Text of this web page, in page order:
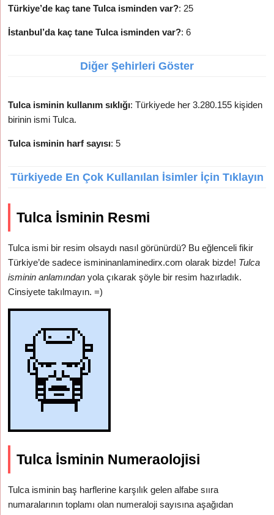
Türkiye’de kaç tane Tulca isminden var?: 25
İstanbul’da kaç tane Tulca isminden var?: 6
Diğer Şehirleri Göster
Tulca isminin kullanım sıklığı: Türkiyede her 3.280.155 kişiden
birinin ismi Tulca.
Tulca isminin harf sayısı: 5
Türkiyede En Çok Kullanılan İsimler İçin Tıklayın
Tulca İsminin Resmi
Tulca ismi bir resim olsaydı nasıl görünürdü? Bu eğlenceli fikir
Türkiye’de sadece ismininanlaminedirx.com olarak bizde! Tulca
isminin anlamından yola çıkarak şöyle bir resim hazırladık.
Cinsiyete takılmayın. =)
Tulca İsminin Numeraolojisi
Tulca isminin baş harflerine karşılık gelen alfabe sııra
numaralarının toplamı olan numeraloji sayısına aşağıdan